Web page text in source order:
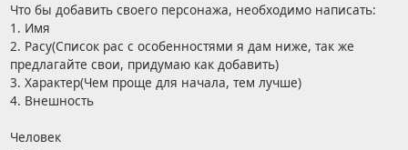
Что бы добавить своего персонажа, необходимо написать:
1. Имя
2. Расу(Список рас с особенностями я дам ниже, так же
предлагайте свои, придумаю как добавить)
3. Характер(Чем проще для начала, тем лучше)
4. Внешность
Человек